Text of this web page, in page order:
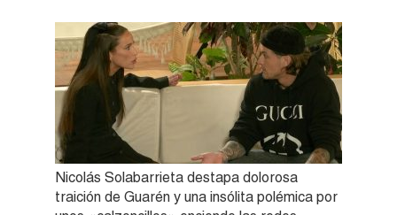
Nicolás Solabarrieta destapa dolorosa
traición de Guarén y una insólita polémica por